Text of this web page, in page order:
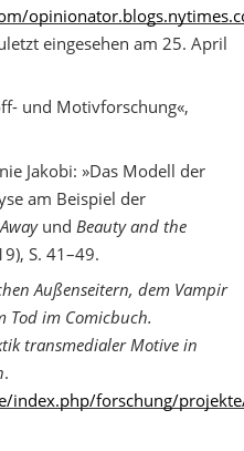
eingesehen am 25. April
und Motivforschung«,
Jakobi: »Das Modell der
am Beispiel der
und Beauty and the
S. 41–49.
Außenseitern, dem Vampir
Tod im Comicbuch.
transmedialer Motive in
.
index.php/forschung/